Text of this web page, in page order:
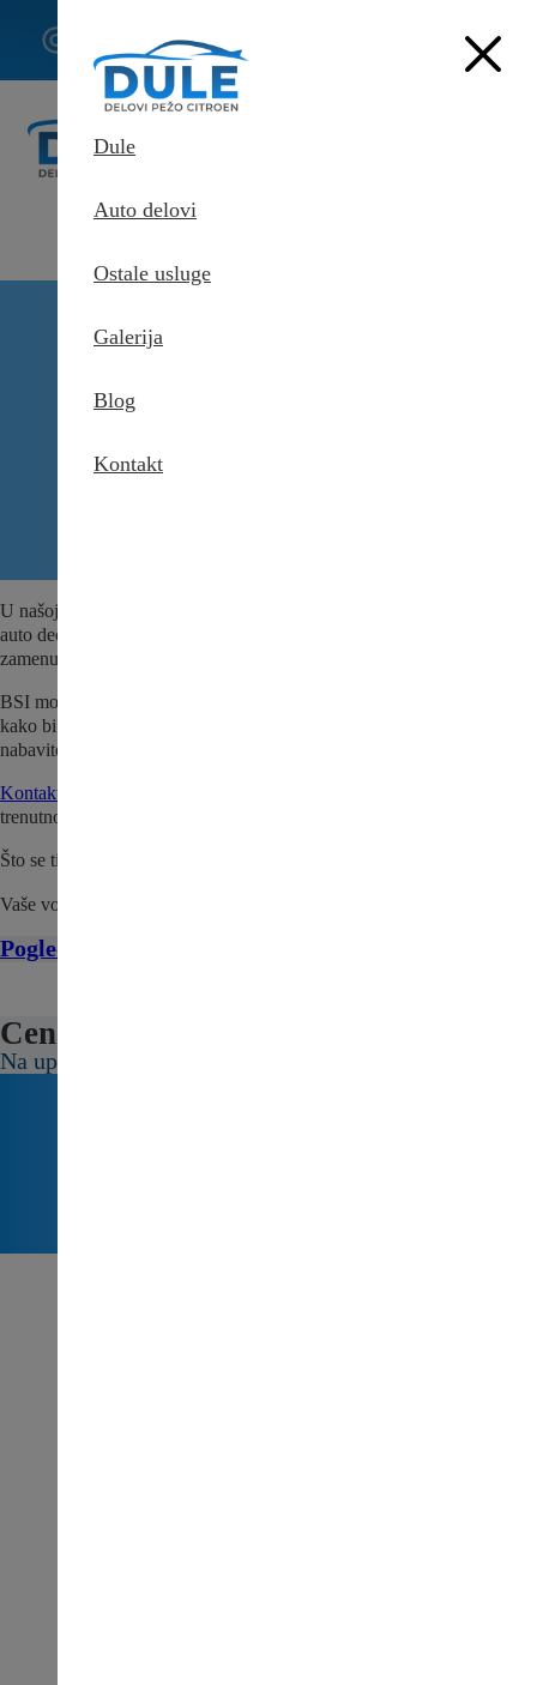
Dule
Auto delovi
Ostale usluge
Galerija
Blog
Kontakt
407
BSI modul za Citroen Jumper
Delovi Pežo i Citroen - DULE
U našoj ponudi nalazi se i BSI modul za Citroen Jumper – polovni
auto deo za Vaše vozilo. Dostupno odmah za brzu porudžbinu i
zamenu.
BSI modul za Citroen Jumper se pre prodaje detaljno pregleda i testira
kako bi se utvrdio da je sve spremno za naše kupce. Iskoristite priliku i
nabavite kvalitetan, polovni deo po povoljnoj ceni.
Kontaktirajte nas
trenutno na stanju.
Što se tiče cene, pošaljite nam upit ili nas kontaktirajte.
Vaše vozilo zaslužuje najbolje!
Pogledajte sve delove za Citroen Jumper ovde
Cena:
Na upit